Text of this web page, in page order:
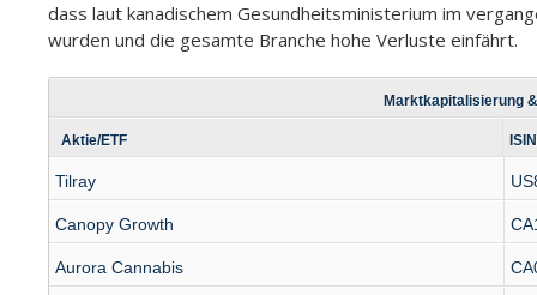
dass laut kanadischem Gesundheitsministerium im
wurden und die gesamte Branche hohe Verluste einfährt.
Marktkapitalisierung
Aktie/ETF ISIN
Tilray
Canopy Growth
Aurora Cannabis